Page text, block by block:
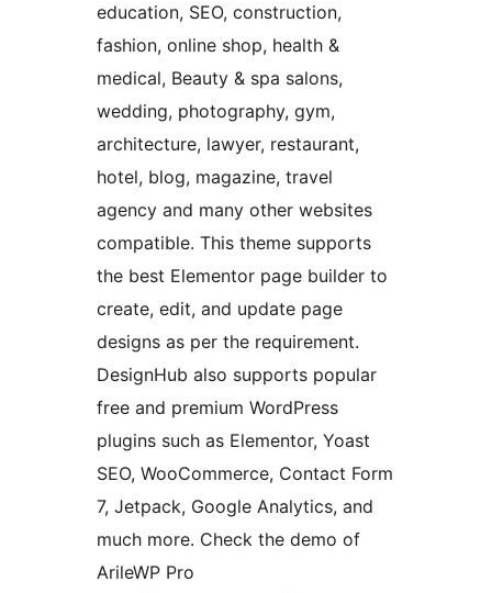
education, SEO, construction,
fashion, online shop, health &
medical, Beauty & spa salons,
wedding, photography, gym,
architecture, lawyer, restaurant,
hotel, blog, magazine, travel
agency and many other websites
compatible. This theme supports
the best Elementor page builder to
create, edit, and update page
designs as per the requirement.
DesignHub also supports popular
free and premium WordPress
plugins such as Elementor, Yoast
SEO, WooCommerce, Contact Form
7, Jetpack, Google Analytics, and
much more. Check the demo of
ArileWP Pro